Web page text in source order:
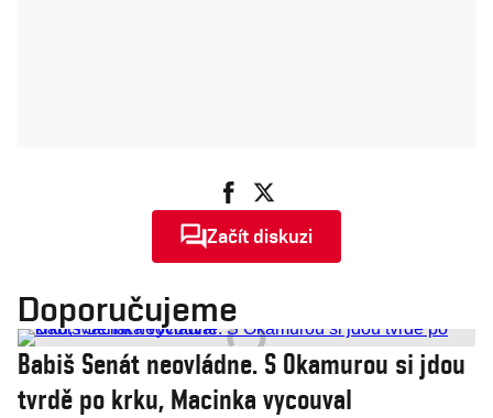
Začít diskuzi
Doporučujeme
Babiš Senát neovládne. S Okamurou si jdou
tvrdě po krku, Macinka vycouval